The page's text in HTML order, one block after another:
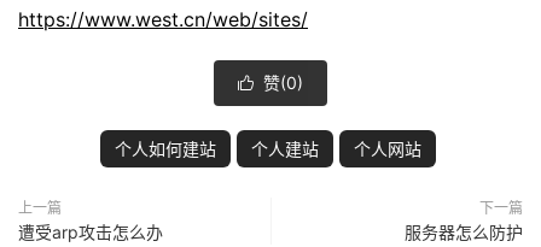
https://www.west.cn/web/sites/
 赞(0)
个人如何建站 个人建站 个人网站
上一篇
遭受arp攻击怎么办
下一篇
服务器怎么防护